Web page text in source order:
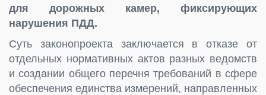
для дорожных камер, фиксирующих
нарушения ПДД.
Суть законопроекта заключается в отказе от
отдельных нормативных актов разных ведомств
и создании общего перечня требований в сфере
обеспечения единства измерений, направленных